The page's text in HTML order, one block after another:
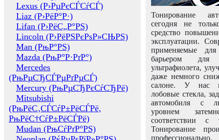
Lexus (Р›РµРєСЃСѓСЃ)
Liaz (Р›РёР°Р·)
Lifan (Р›РёС„Р°РЅ)
Lincoln (Р›РёРЅРєРѕР»СЊРЅ)
Man (РњР°РЅ)
Mazda (РњР°Р·РґР°)
Mercedes
(РњРµСЂСЃРµРґРµСЃ)
Mercury (РњРµСЂРєСѓСЂРё)
Mitsubishi
(РњРёС‚СЃСѓР±РёСЃРё,
РњРёС†СѓР±РёСЃРё)
Mudan (РњСѓРґР°РЅ)
Тонирование
сегодня не
средство
эксплуатации.
применяемые
барьером для
ультрафиолета,
даже немного
салоне. У нас
лобовые стекла,
автомобиля с
уровнем
соответствии с
Тонирование
профессионально.